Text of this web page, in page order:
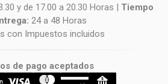
y de 17.00 a 20.30 Horas | Tiempo
24 a 48 Horas
con Impuestos incluidos
de pago aceptados